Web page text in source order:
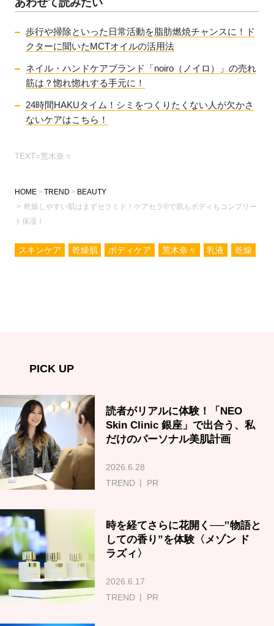
歩行や掃除といった日常活動を脂肪燃焼チャンスに！ド
クターに聞いたMCTオイルの活用法
ネイル・ハンドケアブランド「noiro（ノイロ）」の売れ
筋は？惚れ惚れする手元に！
24時間HAKUタイム！シミをつくりたくない人が欠かさ
ないケアはこちら！
TEXT=荒木奈々
HOME TREND
BEAUTY
乾燥しやすい肌はまずセラミド！ケアセラ®で肌もボディもコンプリー
ト保湿！
スキンケア 乾燥肌 ボディケア 荒木奈々 乳液 乾燥
PICK UP
読者がリアルに体験！「NEO
Skin Clinic 銀座」で出合う、私
だけのパーソナル美肌計画
2026.6.28
TREND
PR
時を経てさらに花開く──‟物語と
しての香り”を体験〈メゾン ド
ラズィ〉
2026.6.17
TREND
PR